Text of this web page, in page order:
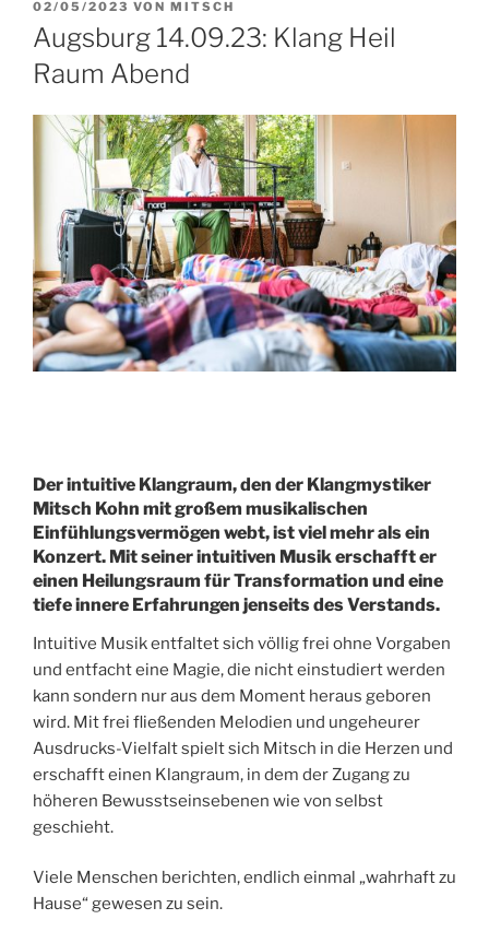
VERÖFFENTLICHT
AM
02/05/2023 VON MITSCH
Augsburg 14.09.23: Klang Heil
Raum Abend
Der intuitive Klangraum, den der Klangmystiker
Mitsch Kohn mit großem musikalischen
Einfühlungsvermögen webt, ist viel mehr als ein
Konzert. Mit seiner intuitiven Musik erschafft er
einen Heilungsraum für Transformation und eine
tiefe innere Erfahrungen jenseits des Verstands.
Intuitive Musik entfaltet sich völlig frei ohne Vorgaben
und entfacht eine Magie, die nicht einstudiert werden
kann sondern nur aus dem Moment heraus geboren
wird. Mit frei fließenden Melodien und ungeheurer
Ausdrucks-Vielfalt spielt sich Mitsch in die Herzen und
erschafft einen Klangraum, in dem der Zugang zu
höheren Bewusstseinsebenen wie von selbst
geschieht.
Viele Menschen berichten, endlich einmal „wahrhaft zu
Hause“ gewesen zu sein.